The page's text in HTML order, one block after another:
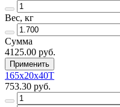
Вес, кг
Сумма
4125.00 руб.
Применить
165х20х40Т
753.30 руб.